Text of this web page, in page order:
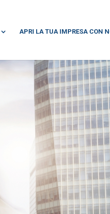
APRI LA TUA IMPRESA CON